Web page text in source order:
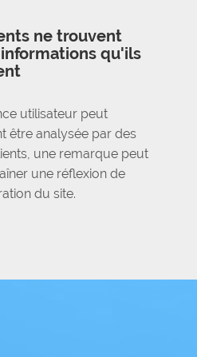
ne trouvent
qu'ils
utilisateur peut
être analysée par des
une remarque peut
une réflexion de
du site.